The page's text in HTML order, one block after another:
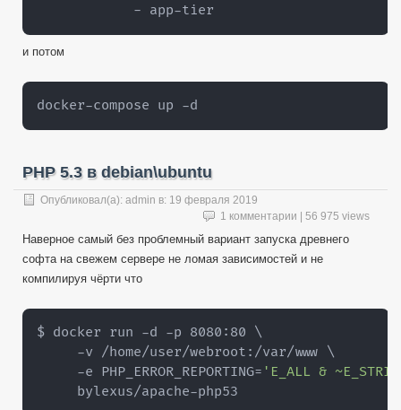
- app-tier
и потом
docker-compose up -d
PHP 5.3 в debian\ubuntu
Опубликовал(а): admin в: 19 февраля 2019
1 комментарии | 56 975 views
Наверное самый без проблемный вариант запуска древнего
софта на свежем сервере не ломая зависимостей и не
компилируя чёрти что
$ docker run -d -p 8080 : 80 \
-v /home/user/webroot : /var/www \
-e PHP_ERROR_REPORTING= 'E_ALL &
     bylexus/apache
-php53